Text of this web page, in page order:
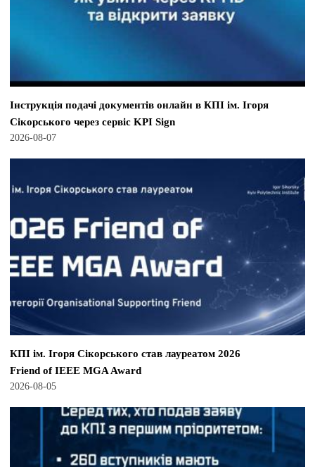
Інструкція подачі документів онлайн в КПІ ім. Ігоря
Сікорського через сервіс KPI Sign
2026-08-07
КПІ ім. Ігоря Сікорського став лауреатом 2026
Friend of IEEE MGA Award
2026-08-05